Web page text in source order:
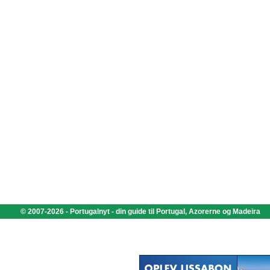
© 2007-2026 - Portugalnyt - din guide til Portugal, Azorerne og Madeira